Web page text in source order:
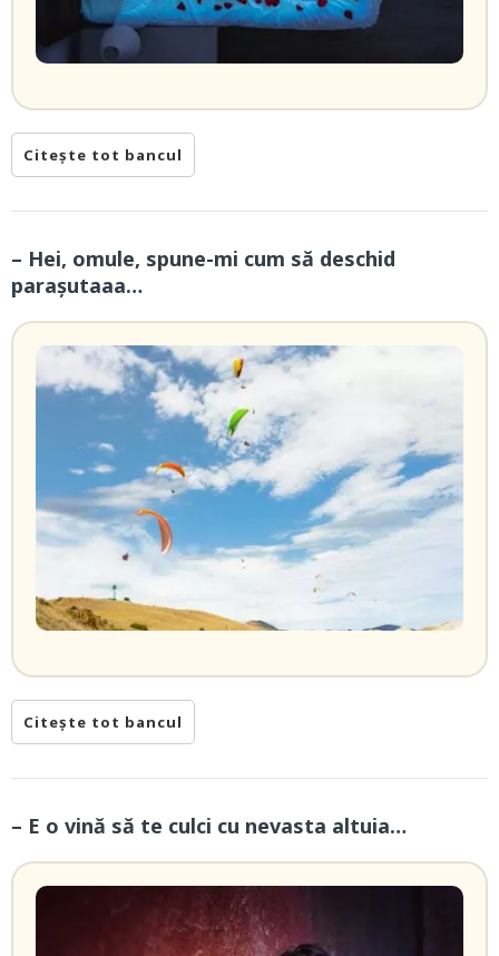
Citește tot bancul
– Hei, omule, spune-mi cum să deschid
paraşutaaa…
Citește tot bancul
– E o vină să te culci cu nevasta altuia…